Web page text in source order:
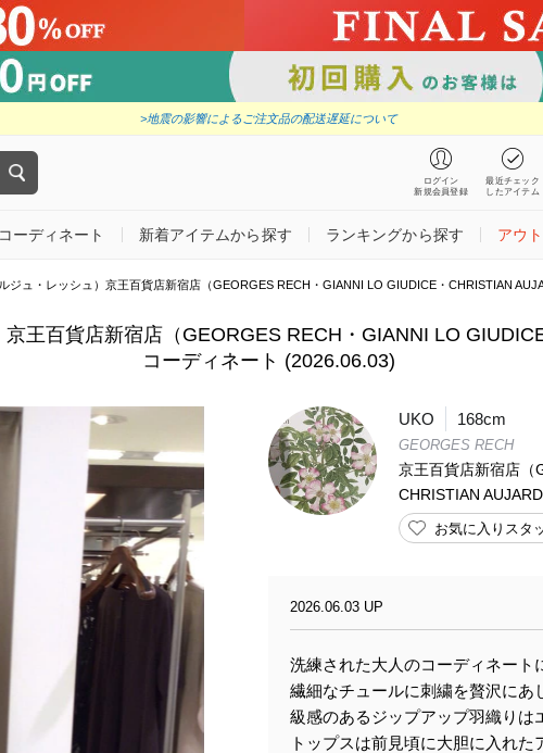
>地震の影響によるご注文品の配送遅延について
ログイン
新規会員登録
最近チェック
したアイテム
ーディネート 新着アイテムから探す ランキングから探す アウ
ジュ・レッシュ）京王百貨店新宿店（GEORGES RECH・GIANNI LO GIUDICE・CHRISTIAN
王百貨店新宿店（GEORGES RECH・GIANNI LO
コーディネート (2026.06.03)
UKO 168cm
GEORGES RECH
京王百貨店新宿店（
CHRISTIAN AUJARD
お気に入りスタ
2026.06.03 UP
洗練された大人のコーディネート
繊細なチュールに刺繍を贅沢にあ
級感のあるジップアップ羽織りは
トップスは前見頃に大胆に入れ